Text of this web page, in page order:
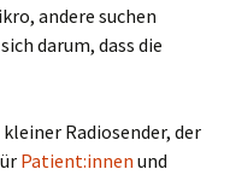
andere suchen
darum, dass die
Radiosender, der
Patient:innen und